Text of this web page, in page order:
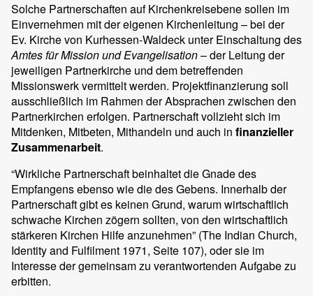
Solche Partnerschaften auf Kirchenkreisebene sollen im
Einvernehmen mit der eigenen Kirchenleitung – bei der
Ev. Kirche von Kurhessen-Waldeck unter Einschaltung des
Amtes für Mission und Evangelisation– der Leitung der
jeweiligen Partnerkirche und dem betreffenden
Missionswerk vermittelt werden. Projektfinanzierung soll
ausschließlich im Rahmen der Absprachen zwischen den
Partnerkirchen erfolgen. Partnerschaft vollzieht sich im
Mitdenken, Mitbeten, Mithandeln und auch in finanzieller
Zusammenarbeit.
“Wirkliche Partnerschaft beinhaltet die Gnade des
Empfangens ebenso wie die des Gebens. Innerhalb der
Partnerschaft gibt es keinen Grund, warum wirtschaftlich
schwache Kirchen zögern sollten, von den wirtschaftlich
stärkeren Kirchen Hilfe anzunehmen” (The Indian Church,
Identity and Fulfilment 1971, Seite 107), oder sie im
Interesse der gemeinsam zu verantwortenden Aufgabe zu
erbitten.